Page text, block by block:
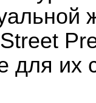
для их